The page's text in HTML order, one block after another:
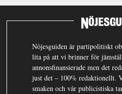
Nöjesguiden är partipolitiskt
lita på att vi brinner för
annonsfinansierade men det
just det – 100% redaktionellt.
smaken och vår publicistiska